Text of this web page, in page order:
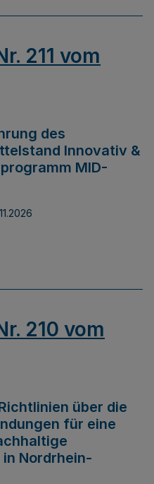
211 vom
des
Innovativ &
MID-
210 vom
über die
für eine
Nordrhein-